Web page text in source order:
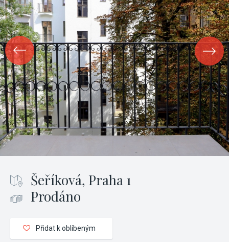
Šeříková, Praha 1
Prodáno
Přidat k oblíbeným